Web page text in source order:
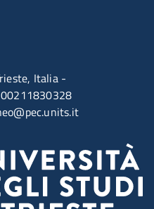
Italia -
00211830328